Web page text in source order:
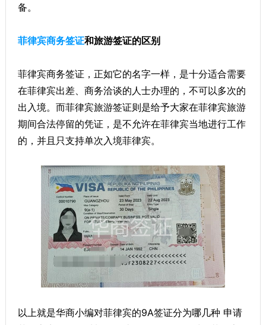
备。
菲律宾商务签证和旅游签证的区别
菲律宾商务签证，正如它的名字一样，是十分适合需要
在菲律宾出差、商务洽谈的人士办理的，不可以多次的
出入境。而菲律宾旅游签证则是给予大家在菲律宾旅游
期间合法停留的凭证，是不允许在菲律宾当地进行工作
的，并且只支持单次入境菲律宾。
以上就是华商小编对菲律宾的9A签证分为哪几种 申请